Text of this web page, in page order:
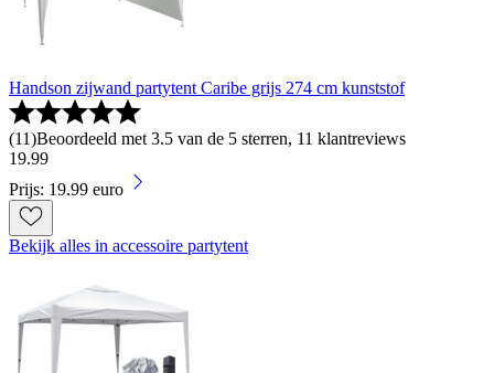
Handson zijwand partytent Caribe grijs 274 cm kunststof
(11)Beoordeeld met 3.5 van de 5 sterren, 11 klantreviews
19.99
Prijs: 19.99 euro
Bekijk alles in accessoire partytent